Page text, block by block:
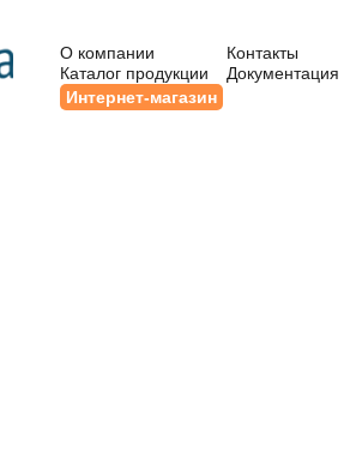
О компании Контакты
Каталог продукции
Документация
Интернет-магазин